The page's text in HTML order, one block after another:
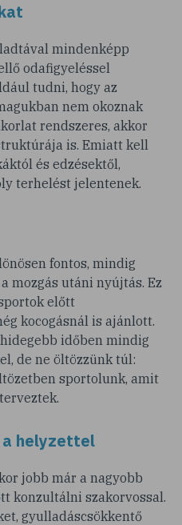
mindenképp
odafigyeléssel
tudni, hogy az
nem okoznak
rendszeres, akkor
is. Emiatt kell
és edzésektől,
terhelést jelentenek.
fontos, mindig
mozgás utáni nyújtás. Ez
előtt
kocogásnál is ajánlott.
időben mindig
de ne öltözzünk túl:
sportolunk, amit
a helyzettel
jobb már a nagyobb
konzultálni szakorvossal.
gyulladáscsökkentő